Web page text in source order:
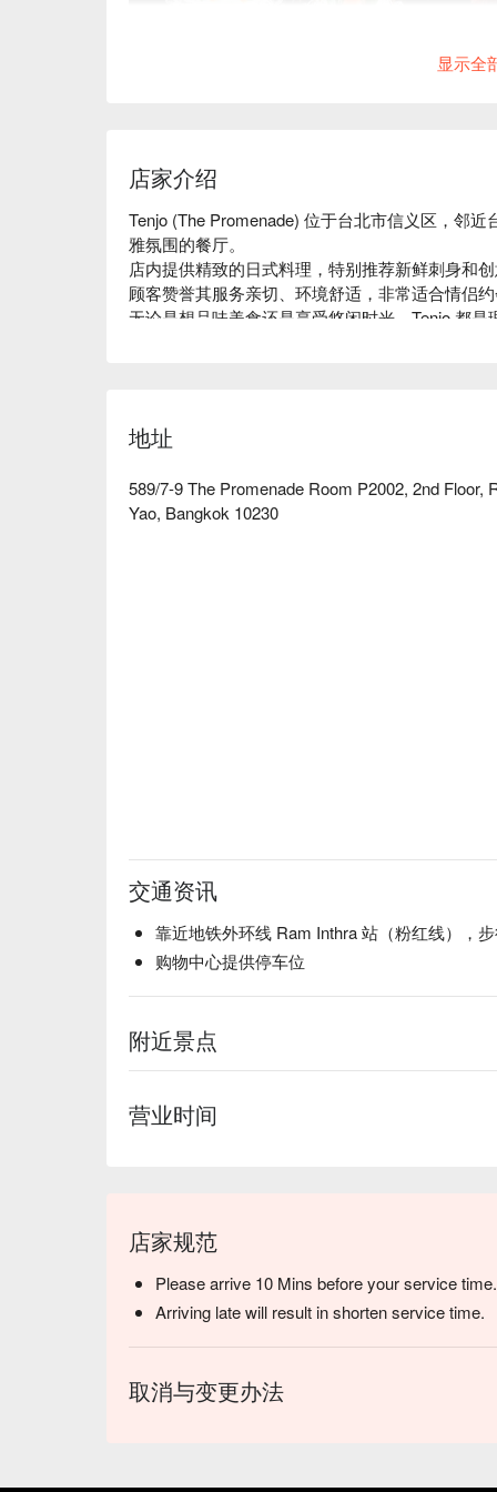
显示全
店家介绍
Tenjo (The Promenade) 位于台北市信义区，邻
雅氛围的餐厅。
店内提供精致的日式料理，特别推荐新鲜刺身和
顾客赞誉其服务亲切、环境舒适，非常适合情侣
无论是想品味美食还是享受悠闲时光，Tenjo 都是
地址
589/7-9 The Promenade Room P2002, 2nd Floor,
Yao, Bangkok 10230
交通资讯
靠近地铁外环线 Ram Inthra 站（粉红线），
购物中心提供停车位
附近景点
营业时间
店家规范
Please arrive 10 Mins before your service time.
Arriving late will result in shorten service time.
取消与变更办法